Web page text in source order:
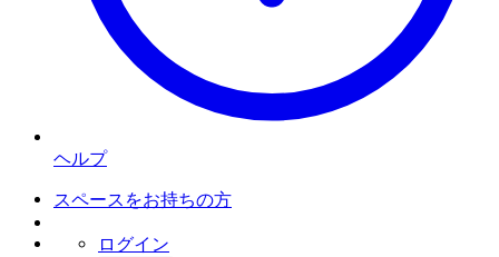
ヘルプ
スペースをお持ちの方
ログイン